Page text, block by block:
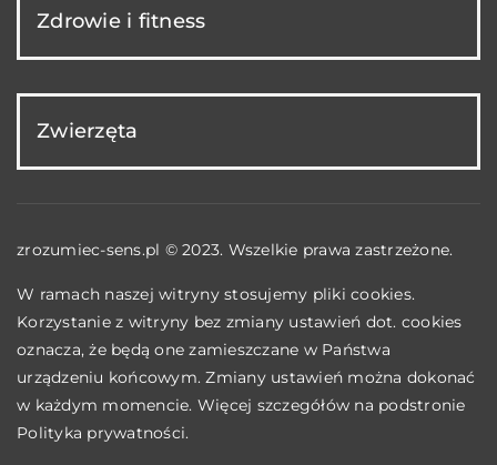
Zdrowie i fitness
Zwierzęta
zrozumiec-sens.pl © 2023. Wszelkie prawa zastrzeżone.
W ramach naszej witryny stosujemy pliki cookies.
Korzystanie z witryny bez zmiany ustawień dot. cookies
oznacza, że będą one zamieszczane w Państwa
urządzeniu końcowym. Zmiany ustawień można dokonać
w każdym momencie. Więcej szczegółów na podstronie
Polityka prywatności.